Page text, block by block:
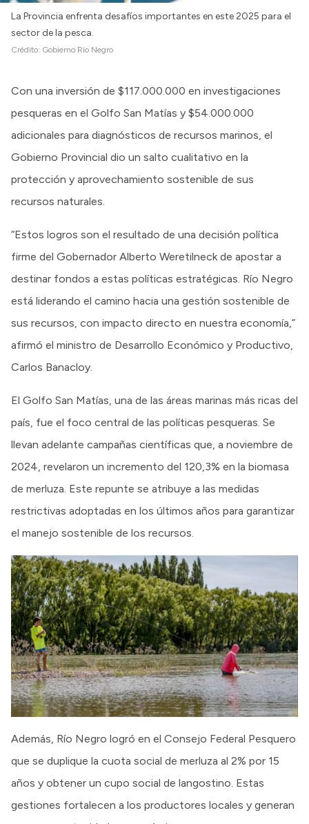
La Provincia enfrenta desafíos importantes en este 2025 para el
sector de la pesca.
Crédito: Gobierno Río Negro
Con una inversión de $117.000.000 en investigaciones
pesqueras en el Golfo San Matías y $54.000.000
adicionales para diagnósticos de recursos marinos, el
Gobierno Provincial dio un salto cualitativo en la
protección y aprovechamiento sostenible de sus
recursos naturales.
“Estos logros son el resultado de una decisión política
firme del Gobernador Alberto Weretilneck de apostar a
destinar fondos a estas políticas estratégicas. Río Negro
está liderando el camino hacia una gestión sostenible de
sus recursos, con impacto directo en nuestra economía,”
afirmó el ministro de Desarrollo Económico y Productivo,
Carlos Banacloy.
El Golfo San Matías, una de las áreas marinas más ricas del
país, fue el foco central de las políticas pesqueras. Se
llevan adelante campañas científicas que, a noviembre de
2024, revelaron un incremento del 120,3% en la biomasa
de merluza. Este repunte se atribuye a las medidas
restrictivas adoptadas en los últimos años para garantizar
el manejo sostenible de los recursos.
Además, Río Negro logró en el Consejo Federal Pesquero
que se duplique la cuota social de merluza al 2% por 15
años y obtener un cupo social de langostino. Estas
gestiones fortalecen a los productores locales y generan